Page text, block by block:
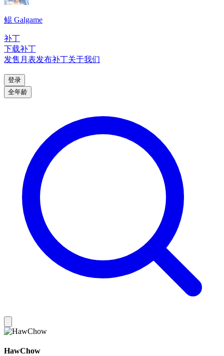
鲲 Galgame
补丁
下载补丁
发售月表发布补丁关于我们
登录
全年龄
HawChow